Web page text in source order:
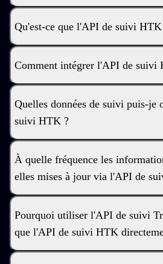
Qu'est-ce que l'API de suivi
Comment intégrer l'API de suivi
Quelles données de suivi puis-je
suivi HTK ?
À quelle fréquence les
elles mises à jour via l'API de
Pourquoi utiliser l'API de suivi
que l'API de suivi HTK